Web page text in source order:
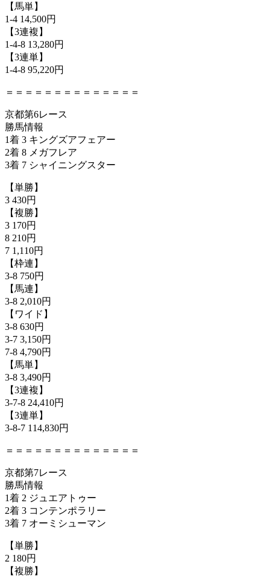
【馬単】
1-4 14,500円
【3連複】
1-4-8 13,280円
【3連単】
1-4-8 95,220円
＝＝＝＝＝＝＝＝＝＝＝＝＝＝
京都第6レース
勝馬情報
1着 3 キングズアフェアー
2着 8 メガフレア
3着 7 シャイニングスター
【単勝】
3 430円
【複勝】
3 170円
8 210円
7 1,110円
【枠連】
3-8 750円
【馬連】
3-8 2,010円
【ワイド】
3-8 630円
3-7 3,150円
7-8 4,790円
【馬単】
3-8 3,490円
【3連複】
3-7-8 24,410円
【3連単】
3-8-7 114,830円
＝＝＝＝＝＝＝＝＝＝＝＝＝＝
京都第7レース
勝馬情報
1着 2 ジュエアトゥー
2着 3 コンテンポラリー
3着 7 オーミシューマン
【単勝】
2 180円
【複勝】